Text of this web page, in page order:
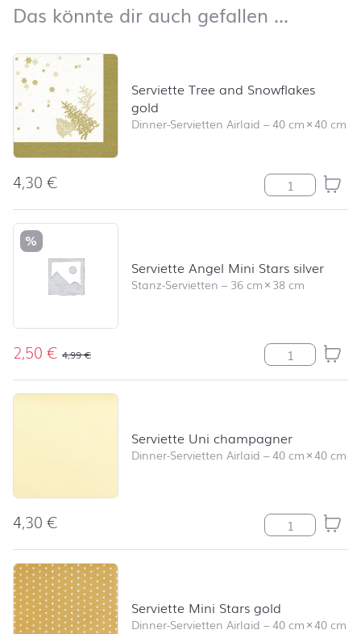
Das könnte dir auch gefallen …
Produktliste überspringen und zum Filter springen
Serviette Tree and Snowflakes
gold
Dinner-Servietten Airlaid –40 cm×40 cm
4,30€ Serviette Tree
%
Serviette Angel Mini Stars silver
Stanz-Servietten –36 cm×38 cm
2,50€ 4,99€ Serviette
Serviette Uni champagner
Dinner-Servietten Airlaid –40 cm×40 cm
4,30€ Serviette Uni
Serviette Mini Stars gold
Dinner-Servietten Airlaid –40 cm×40 cm